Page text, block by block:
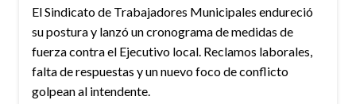
El Sindicato de Trabajadores Municipales endureció
su postura y lanzó un cronograma de medidas de
fuerza contra el Ejecutivo local. Reclamos laborales,
falta de respuestas y un nuevo foco de conflicto
golpean al intendente.